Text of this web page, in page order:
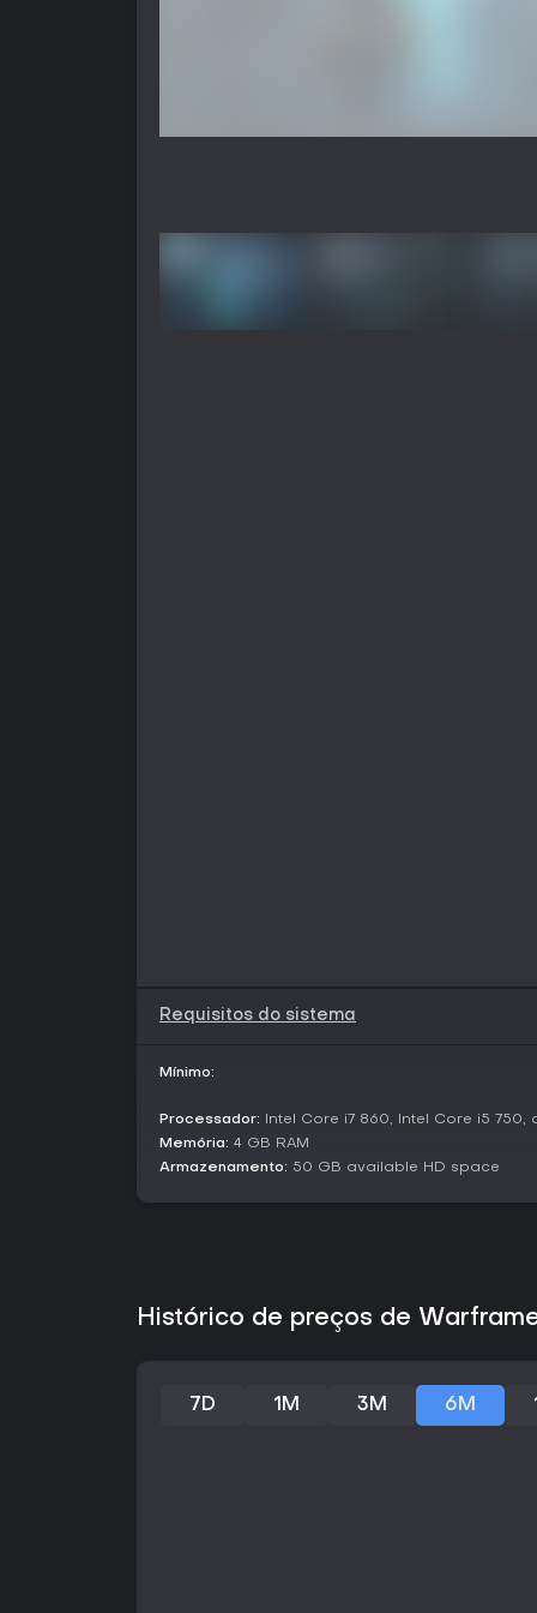
Requisitos do sistema
Mínimo:
Processador: Intel Core i7 860, Intel Core i5 750,
Memória: 4 GB RAM
Armazenamento: 50 GB available HD space
Histórico de preços de
7D 1M 3M 6M